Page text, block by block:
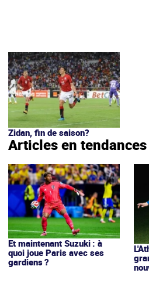
Zidan, fin de saison?
Articles en tendances
Et maintenant Suzuki : à
quoi joue Paris avec ses
gardiens ?